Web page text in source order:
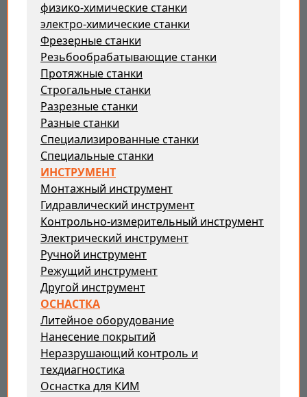
физико-химические станки
электро-химические станки
Фрезерные станки
Резьбообрабатывающие станки
Протяжные станки
Строгальные станки
Разрезные станки
Разные станки
Специализированные станки
Специальные станки
ИНСТРУМЕНТ
Монтажный инструмент
Гидравлический инструмент
Контрольно-измерительный инструмент
Электрический инструмент
Ручной инструмент
Режущий инструмент
Другой инструмент
ОСНАСТКА
Литейное оборудование
Нанесение покрытий
Неразрушающий контроль и
техдиагностика
Оснастка для КИМ